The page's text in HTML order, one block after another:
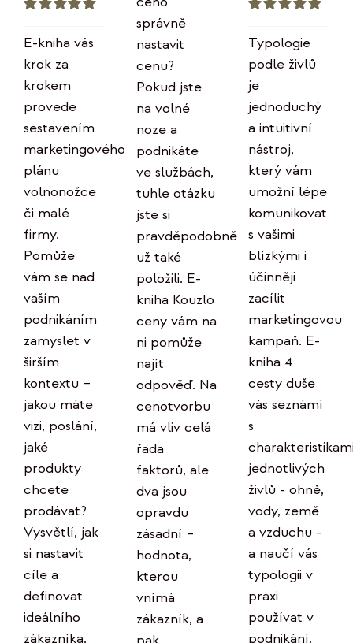
5.00z 5
E-kniha vás
krok za
krokem
provede
sestavením
marketingového
plánu
volnonožce
či malé
firmy.
Pomůže
vám se nad
vaším
podnikáním
zamyslet v
širším
kontextu –
jakou máte
vizi, poslání,
jaké
produkty
chcete
prodávat?
Vysvětlí, jak
si nastavit
cíle a
definovat
ideálního
zákazníka.
správně
nastavit
cenu?
Pokud jste
na volné
noze a
podnikáte
ve službách,
tuhle otázku
jste si
pravděpodobně
už také
položili. E-
kniha Kouzlo
ceny vám na
ni pomůže
najít
odpověď. Na
cenotvorbu
má vliv celá
řada
faktorů, ale
dva jsou
opravdu
zásadní –
hodnota,
kterou
vnímá
zákazník, a
5.00 z 5
Typologie
podle živlů
je
jednoduchý
a intuitivní
nástroj,
který vám
umožní lépe
komunikovat
s vašimi
blízkými i
účinněji
zacílit
marketingovou
kampaň. E-
kniha 4
cesty duše
vás seznámí
s
jednotlivých
živlů - ohně,
vody, země
a vzduchu -
a naučí vás
typologii v
praxi
používat v
podnikání.